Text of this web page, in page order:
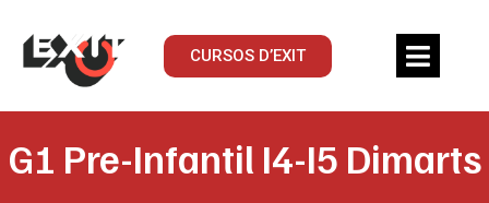
CURSOS D’EXIT
G1 Pre-Infantil I4-I5 Dimarts